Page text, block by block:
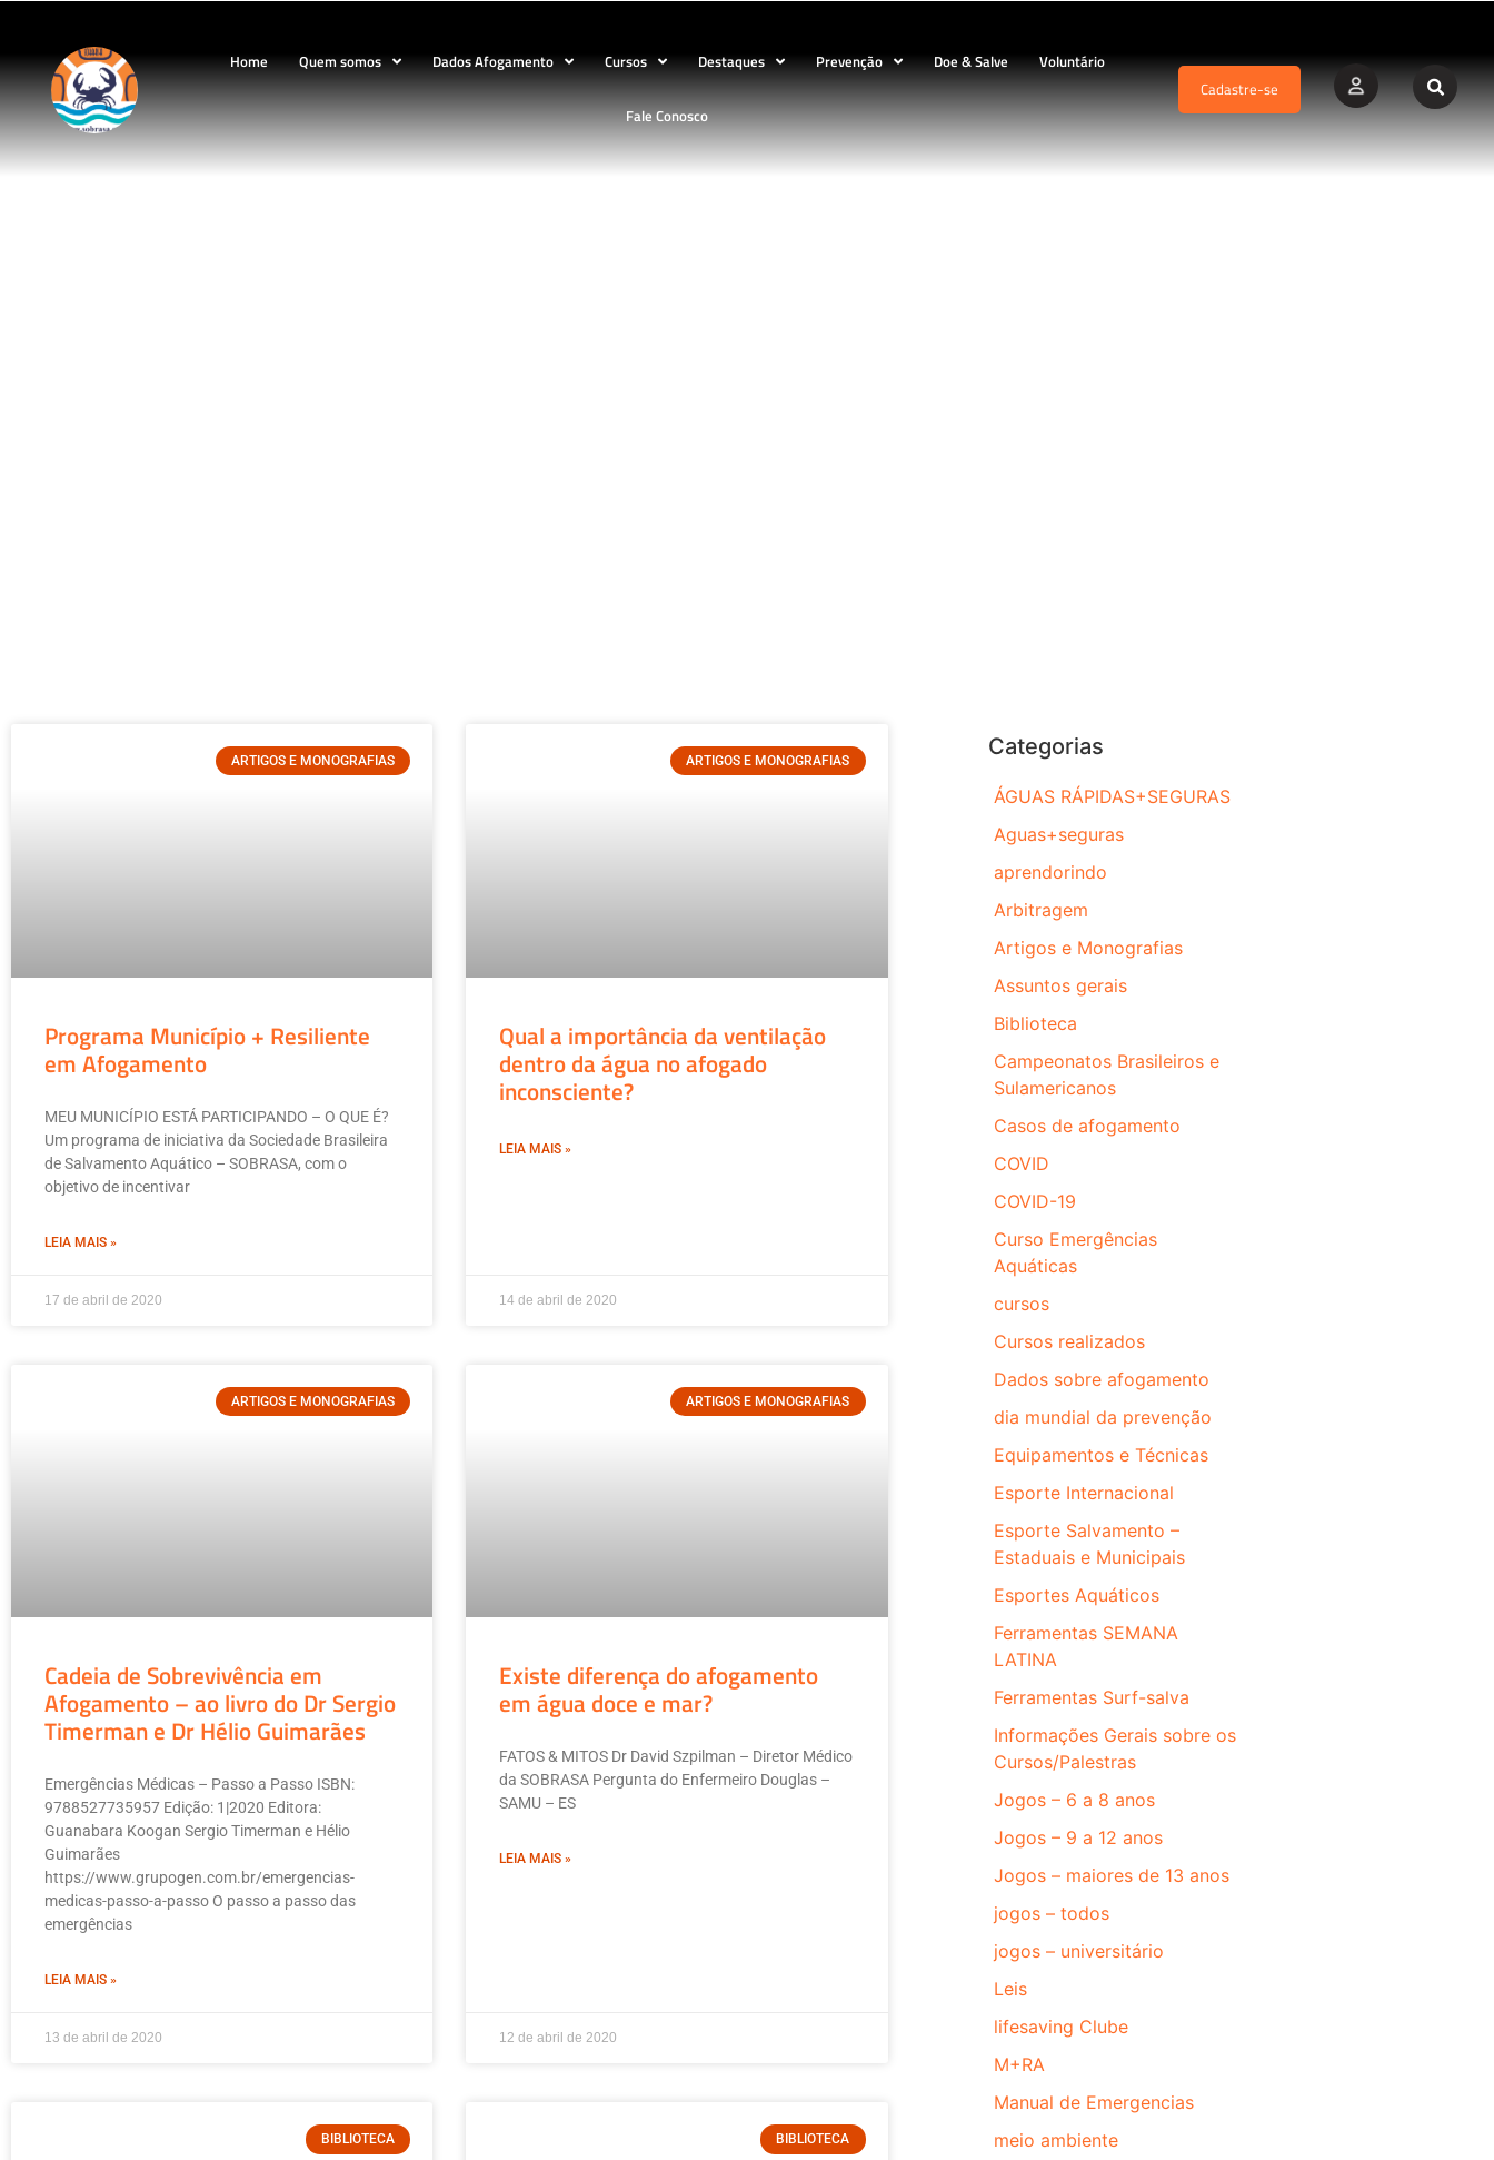
Home Quem somos Dados Afogamento Cursos Destaques Prevenção Doe & Salve Voluntário
Fale Conosco
Cadastre-se
ARTIGOS E MONOGRAFIAS
Programa Município + Resiliente
em Afogamento
MEU MUNICÍPIO ESTÁ PARTICIPANDO – O QUE É?
Um programa de iniciativa da Sociedade Brasileira
de Salvamento Aquático – SOBRASA, com o
objetivo de incentivar
LEIA MAIS »
17 de abril de 2020
ARTIGOS E MONOGRAFIAS
Qual a importância da ventilação
dentro da água no afogado
inconsciente?
LEIA MAIS »
14 de abril de 2020
ARTIGOS E MONOGRAFIAS
Cadeia de Sobrevivência em
Afogamento – ao livro do Dr Sergio
Timerman e Dr Hélio Guimarães
Emergências Médicas – Passo a Passo ISBN:
9788527735957 Edição: 1|2020 Editora:
Guanabara Koogan Sergio Timerman e Hélio
Guimarães
https://www.grupogen.com.br/emergencias-
medicas-passo-a-passo O passo a passo das
emergências
LEIA MAIS »
13 de abril de 2020
ARTIGOS E MONOGRAFIAS
Existe diferença do afogamento
em água doce e mar?
FATOS & MITOS Dr David Szpilman – Diretor Médico
da SOBRASA Pergunta do Enfermeiro Douglas –
SAMU – ES
LEIA MAIS »
12 de abril de 2020
BIBLIOTECA BIBLIOTECA
Categorias
ÁGUAS RÁPIDAS+SEGURAS
Aguas+seguras
aprendorindo
Arbitragem
Artigos e Monografias
Assuntos gerais
Biblioteca
Campeonatos Brasileiros e
Sulamericanos
Casos de afogamento
COVID
COVID-19
Curso Emergências
Aquáticas
cursos
Cursos realizados
Dados sobre afogamento
dia mundial da prevenção
Equipamentos e Técnicas
Esporte Internacional
Esporte Salvamento –
Estaduais e Municipais
Esportes Aquáticos
Ferramentas SEMANA
LATINA
Ferramentas Surf-salva
Informações Gerais sobre os
Cursos/Palestras
Jogos – 6 a 8 anos
Jogos – 9 a 12 anos
Jogos – maiores de 13 anos
jogos – todos
jogos – universitário
Leis
lifesaving Clube
M+RA
Manual de Emergencias
meio ambiente